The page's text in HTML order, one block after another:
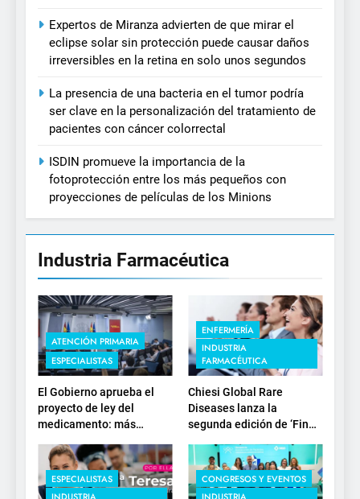
Expertos de Miranza advierten de que mirar el
eclipse solar sin protección puede causar daños
irreversibles en la retina en solo unos segundos
La presencia de una bacteria en el tumor podría
ser clave en la personalización del tratamiento de
pacientes con cáncer colorrectal
ISDIN promueve la importancia de la
fotoprotección entre los más pequeños con
proyecciones de películas de los Minions
Industria Farmacéutica
ATENCIÓN PRIMARIA
ESPECIALISTAS
El Gobierno aprueba el
proyecto de ley del
medicamento: más
estratégica y
modernización para el
SNS
ENFERMERÍA
INDUSTRIA
FARMACÉUTICA
Chiesi Global Rare
Diseases lanza la
segunda edición de ‘Find
investigación en
enfermedades de
depósito lisosomal
ESPECIALISTAS
CONGRESOS Y EVENTOS